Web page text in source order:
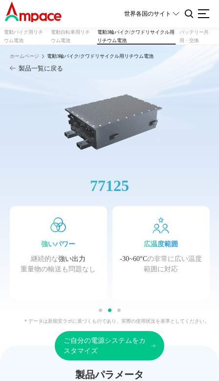
世界各国のサイト
電動バイク用リチ
ウム電池
電動自転車用リチ
ウム電池
電動3輪バイク/クワドリサイクル用
リチウム電池
バッテリー共
用・交換
ホームページ 電動3輪バイク/クワドリサイクル用リチウム電池
製品一覧に戻る
77125
強いパワー
継続的な強い出力
重量物の輸送も問題なし
広温度範囲
-30~60°Cの非常に広い温度
範囲に対応
* データは新能安ラボに基づくものであり、実際の使用状況を基準としてください。
ご自分の電源システムをカ
スタマイズ
製品パラメータ